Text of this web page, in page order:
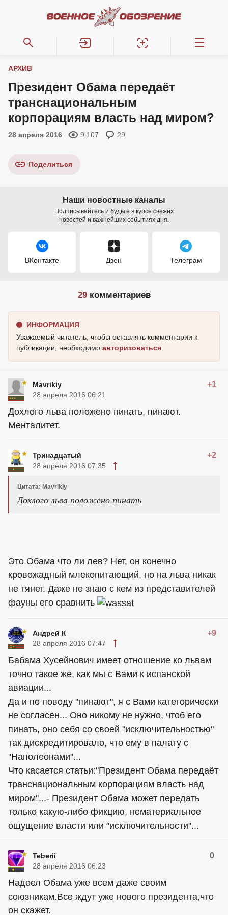
АРХИВ
Президент Обама передаёт
транснациональным
корпорациям власть над миром?
28 апреля 2016 9 107 29
Поделиться
Наши новостные каналы
Подписывайтесь и будьте в курсе свежих
новостей и важнейших событиях дня.
ВКонтакте Дзен Телеграм
29комментариев
ИНФОРМАЦИЯ
Уважаемый читатель, чтобы оставлять комментарии к
публикации, необходимо авторизоваться
Mavrikiy +1
28 апреля 2016 06:21
Дохлого льва положено пинать, пинают.
Менталитет.
Тринадцатый +2
28 апреля 2016 07:35
Цитата: Mavrikiy
Дохлого льва положено пинать
Это Обама что ли лев? Нет, он конечно
кровожадный млекопитающий, но на льва никак
не тянет. Даже не знаю с кем из представителей
фауны его сравнить
Андрей К +9
28 апреля 2016 07:47
Бабама Хусейнович имеет отношение ко львам
точно такое же, как мы с Вами к испанской
авиации...
Да и по поводу "пинают", я с Вами категорически
не согласен... Оно никому не нужно, чтоб его
пинать, оно себя со своей "исключительностью"
так дискредитировало, что ему в палату с
"Наполеонами"...
Что касается статьи:"Президент Обама передаёт
транснациональным корпорациям власть над
миром"...- Президент Обама может передать
только какую-либо фикцию, нематериальное
ощущение власти или "исключительности"...
Teberii 0
28 апреля 2016 06:23
Надоел Обама уже всем даже своим
союзникам.Все ждут уже нового президента,что
он скажет.